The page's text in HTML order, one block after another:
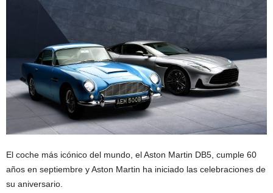
El coche más icónico del mundo, el Aston Martin DB5, cumple 60
años en septiembre y Aston Martin ha iniciado las celebraciones de
su aniversario.